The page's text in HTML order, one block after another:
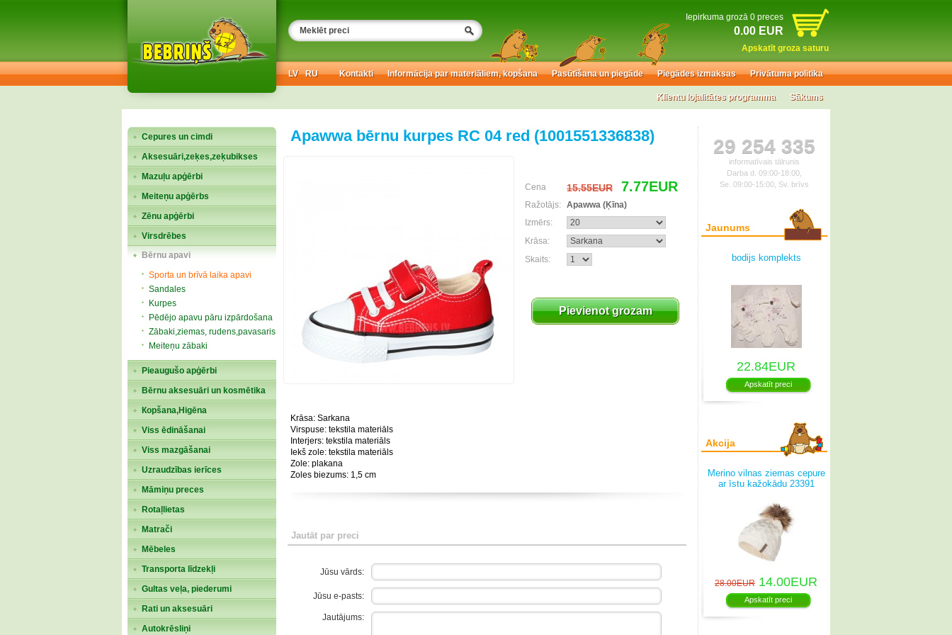
Iepirkuma grozā 0 preces
0.00 EUR
Apskatīt groza saturu
LV RU Privātuma politika
Piegādes izmaksas
Pasūtīšana un piegāde
Informācija par materiāliem, kopšana
Kontakti
Sākums
Klientu lojalitātes programma
Cepures un cimdi
Aksesuāri,zeķes,zeķubikses
Mazuļu apģērbi
Meiteņu apģērbs
Zēnu apģērbi
Virsdrēbes
Bērnu apavi
Sporta un brīvā laika apavi
Sandales
Kurpes
Pēdējo apavu pāru izpārdošana
Zābaki,ziemas, rudens,pavasaris
Meiteņu zābaki
Pieaugušo apģērbi
Bērnu aksesuāri un kosmētika
Кopšana,Higēna
Viss ēdināšanai
Viss mazgāšanai
Uzraudzības ierīces
Māmiņu preces
Rotaļlietas
Matrači
Mēbeles
Transporta līdzekļi
Gultas veļa, piederumi
Rati un aksesuāri
Autokrēsliņi
Apawwa bērnu kurpes RC 04 red (1001551336838)
Cena 15.55EUR 7.77EUR
Ražotājs: Apawwa (Ķīna)
Izmērs:
Krāsa:
Skaits:
Pievienot grozam
Krāsa: Sarkana
Virspuse: tekstila materiāls
Interjers: tekstila materiāls
Iekš zole: tekstila materiāls
Zole: plakana
Zoles biezums: 1,5 cm
Jautāt par preci
Jūsu vārds:
Jūsu e-pasts:
Jautājums:
29 254 335
informatīvais tālrunis
Darba d. 09:00-18:00,
Se. 09:00-15:00, Sv. brīvs
Jaunums
bodijs komplekts
22.84EUR
Apskatīt preci
Akcija
Merino vilnas ziemas cepure
ar īstu kažokādu 23391
28.00EUR 14.00EUR
Apskatīt preci